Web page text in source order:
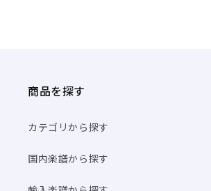
商品を探す
カテゴリから探す
国内楽譜から探す